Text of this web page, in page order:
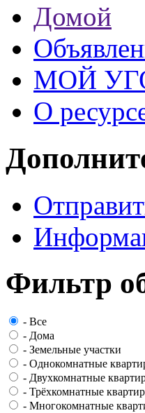
Домой
МОЙ
О
Фильтр
- Все
- Дома
- Земельные участки
- Однокомнатные
- Двухкомнатные
- Трёхкомнатные
- Многокомнатные